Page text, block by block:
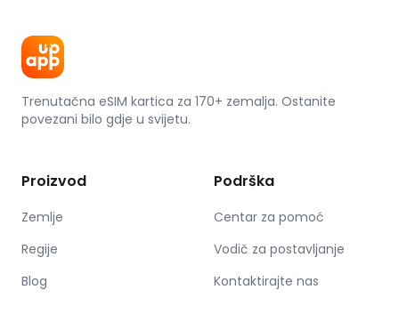
Trenutačna eSIM kartica za 170+ zemalja. Ostanite
povezani bilo gdje u svijetu.
Proizvod
Zemlje
Regije
Blog
Podrška
Centar za pomoć
Vodič za postavljanje
Kontaktirajte nas